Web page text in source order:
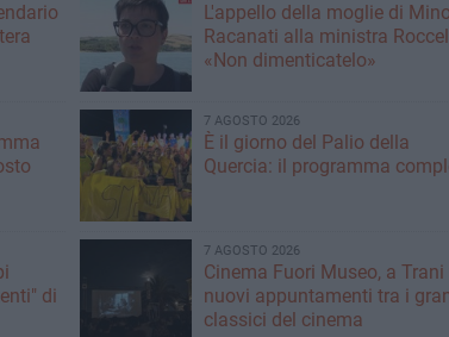
L'appello della moglie di Mino
Racanati alla ministra
«Non dimenticatelo»
7 AGOSTO 2026
È il giorno del Palio della
Quercia: il programma
di
7 AGOSTO 2026
Cinema Fuori Museo, a Trani
nuovi appuntamenti tra i
classici del cinema